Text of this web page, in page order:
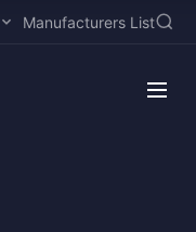
Manufacturers List